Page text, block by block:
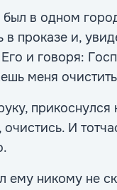
был в одном
в проказе и,
и говоря:
меня
прикоснулся
очистись. И
ему никому не